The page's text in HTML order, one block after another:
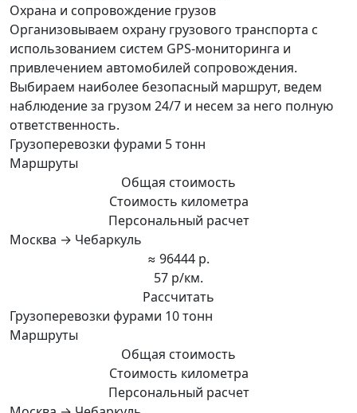
Охрана и сопровождение грузов
Организовываем охрану грузового транспорта с
использованием систем GPS-мониторинга и
привлечением автомобилей сопровождения.
Выбираем наиболее безопасный маршрут, ведем
наблюдение за грузом 24/7 и несем за него полную
ответственность.
Грузоперевозки фурами 5 тонн
Маршруты
Общая стоимость
Стоимость километра
Персональный расчет
Москва → Чебаркуль
≈ 96444 р.
57 р/км.
Рассчитать
Грузоперевозки фурами 10 тонн
Маршруты
Общая стоимость
Стоимость километра
Персональный расчет